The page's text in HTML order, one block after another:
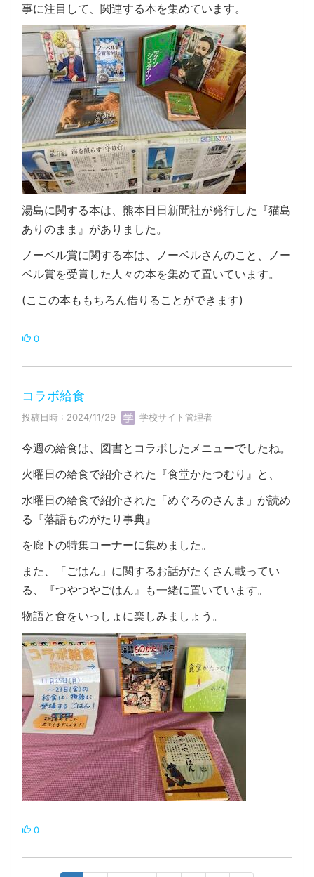
事に注目して、関連する本を集めています。
湯島に関する本は、熊本日日新聞社が発行した『猫島
ありのまま』がありました。
ノーベル賞に関する本は、ノーベルさんのこと、ノー
ベル賞を受賞した人々の本を集めて置いています。
(ここの本ももちろん借りることができます)
0
コラボ給食
投稿日時 : 2024/11/29 学校サイト管理者
今週の給食は、図書とコラボしたメニューでしたね。
火曜日の給食で紹介された『食堂かたつむり』と、
水曜日の給食で紹介された「めぐろのさんま」が読め
る『落語ものがたり事典』
を廊下の特集コーナーに集めました。
また、「ごはん」に関するお話がたくさん載ってい
る、『つやつやごはん』も一緒に置いています。
物語と食をいっしょに楽しみましょう。
0